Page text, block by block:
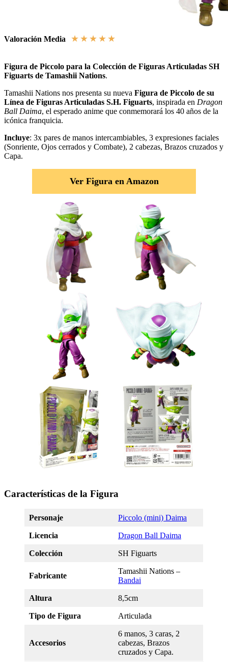
Valoración Media ★ ★ ★ ★ ★
Figura de Piccolo para la Colección de Figuras Articuladas SH
Figuarts de Tamashii Nations.
Tamashii Nations nos presenta su nueva Figura de Piccolo de su
Línea de Figuras Articuladas S.H. Figuarts, inspirada en Dragon
Ball Daima, el esperado anime que conmemorará los 40 años de la
icónica franquicia.
Incluye: 3x pares de manos intercambiables, 3 expresiones faciales
(Sonriente, Ojos cerrados y Combate), 2 cabezas, Brazos cruzados y
Capa.
Ver Figura en Amazon
Características de la Figura
Personaje Piccolo (mini) Daima
Licencia Dragon Ball Daima
Colección SH Figuarts
Fabricante
Tamashii Nations –
Bandai
Altura 8,5cm
Tipo de Figura Articulada
Accesorios
6 manos, 3 caras, 2
cabezas, Brazos
cruzados y Capa.